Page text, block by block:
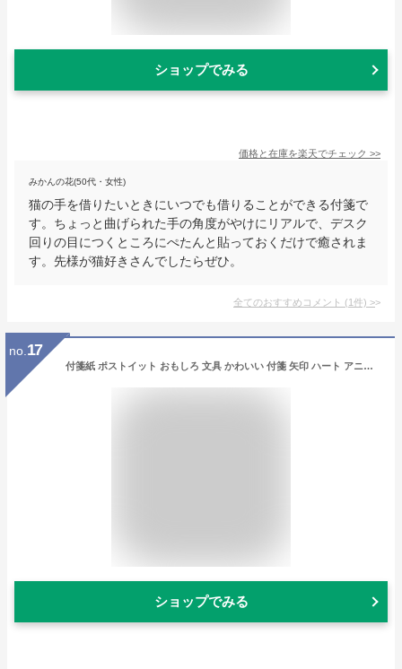
ショップでみる
価格と在庫を楽天でチェック >>
みかんの花(50代・女性)
猫の手を借りたいときにいつでも借りることができる付箋で
す。ちょっと曲げられた手の角度がやけにリアルで、デスク
回りの目につくところにぺたんと貼っておくだけで癒されま
す。先様が猫好きさんでしたらぜひ。
全てのおすすめコメント (1件) >
no. 17
付箋紙 ポストイット おもしろ 文具 かわいい 付箋 矢印 ハート アニマル雑貨 200枚 ネコポス hmp-033
ショップでみる